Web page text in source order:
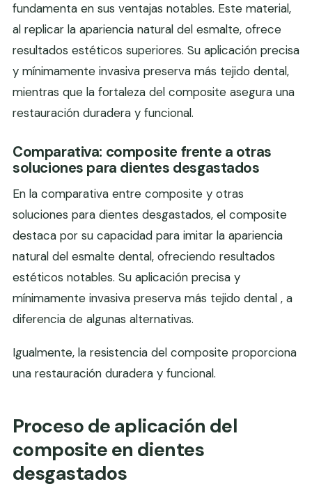
fundamenta en sus ventajas notables. Este material,
al replicar la apariencia natural del esmalte, ofrece
resultados estéticos superiores. Su aplicación precisa
y mínimamente invasiva preserva más tejido dental,
mientras que la fortaleza del composite asegura una
restauración duradera y funcional.
Comparativa: composite frente a otras
soluciones para dientes desgastados
En la comparativa entre composite y otras
soluciones para dientes desgastados, el composite
destaca por su capacidad para imitar la apariencia
natural del esmalte dental, ofreciendo resultados
estéticos notables. Su aplicación precisa y
mínimamente invasiva preserva más tejido dental , a
diferencia de algunas alternativas.
Igualmente, la resistencia del composite proporciona
una restauración duradera y funcional.
Proceso de aplicación del
composite en dientes
desgastados